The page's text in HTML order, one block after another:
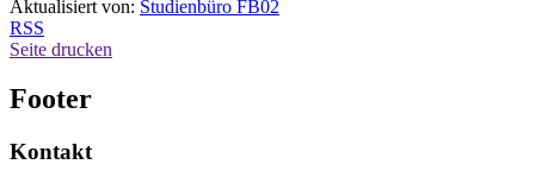
Aktualisiert von: Studienbüro FB02
RSS
Seite drucken
Footer
Kontakt